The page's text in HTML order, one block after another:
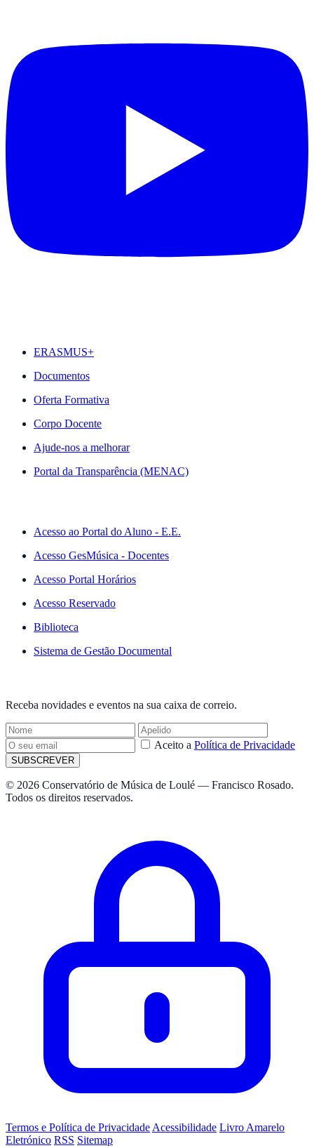
ERASMUS+
Documentos
Oferta Formativa
Corpo Docente
Ajude-nos a melhorar
Portal da Transparência (MENAC)
Acesso ao Portal do Aluno - E.E.
Acesso GesMúsica - Docentes
Acesso Portal Horários
Acesso Reservado
Biblioteca
Sistema de Gestão Documental
Receba novidades e eventos na sua caixa de correio.
Aceito a Política de Privacidade
SUBSCREVER
© 2026 Conservatório de Música de Loulé — Francisco Rosado.
Todos os direitos reservados.
Termos e Política de Privacidade Acessibilidade Livro Amarelo
Eletrónico RSS Sitemap